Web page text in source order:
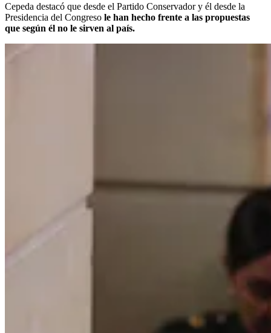
Cepeda destacó que desde el Partido Conservador y él desde la
Presidencia del Congreso le han hecho frente a las propuestas
que según él no le sirven al país.